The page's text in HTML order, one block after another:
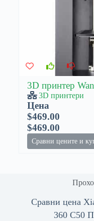
3D принтер
3D принтери
Цена
$469.00
$469.00
Сравни цените и
Сравни цена
360 C50